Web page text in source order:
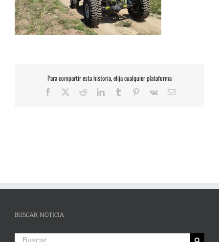
Para compartir esta historia, elija cualquier plataforma
Facebook RedditLinkedInTumblr Pinterest
Vk
Correo
BUSCAR NOTICIA
Buscar: